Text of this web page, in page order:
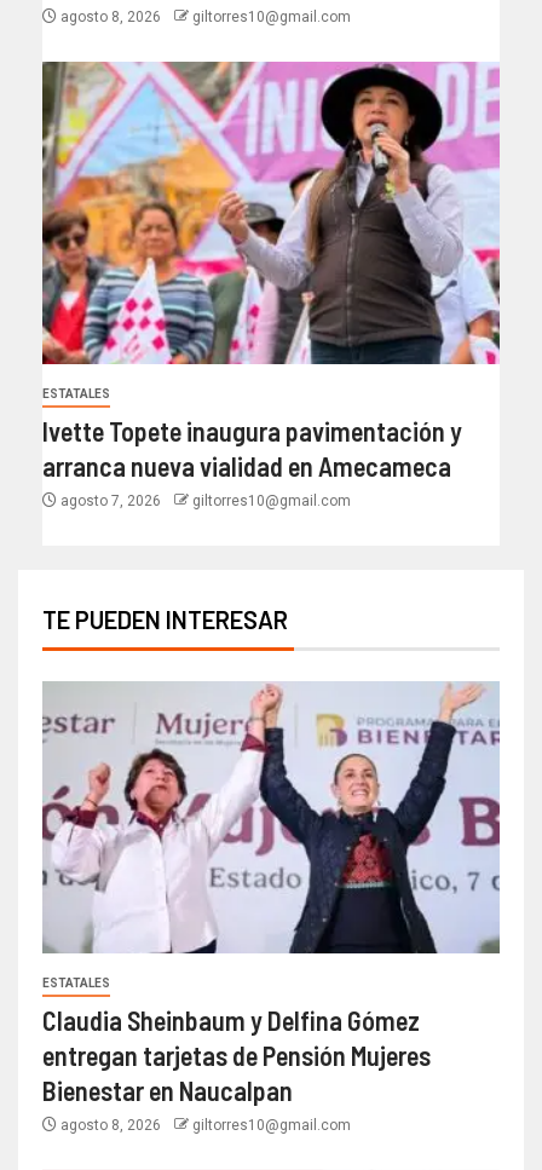
agosto 8, 2026 giltorres10@gmail.com
ESTATALES
Ivette Topete inaugura pavimentación y
arranca nueva vialidad en Amecameca
agosto 7, 2026 giltorres10@gmail.com
TE PUEDEN INTERESAR
ESTATALES
Claudia Sheinbaum y Delfina Gómez
entregan tarjetas de Pensión Mujeres
Bienestar en Naucalpan
agosto 8, 2026 giltorres10@gmail.com